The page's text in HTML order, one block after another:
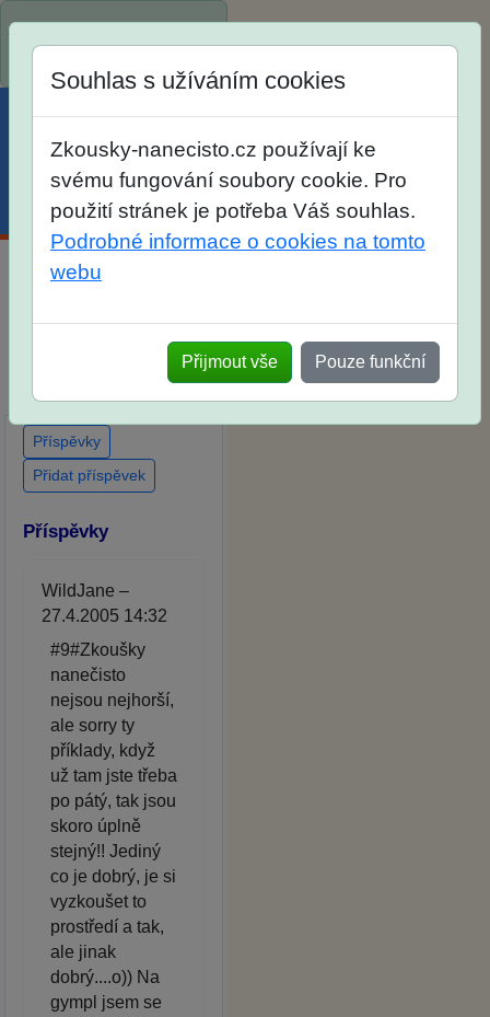
Spustili jsme přihlašování
na školní rok 2026/2027!
Účet Košík
u zkoušek na SŠ? Vaše
ohlasy po skutečných
přijímacích zkouškách
Souhlas s užíváním cookies
Zkousky-nanecisto.cz používají ke
svému fungování soubory cookie. Pro
použití stránek je potřeba Váš souhlas.
Podrobné informace o cookies na tomto
webu
Přijmout vše Pouze funkční
Příspěvky
Přidat příspěvek
Příspěvky
WildJane –
27.4.2005 14:32
#9#Zkoušky
nanečisto
nejsou nejhorší,
ale sorry ty
příklady, když
už tam jste třeba
po pátý, tak jsou
skoro úplně
stejný!! Jediný
co je dobrý, je si
vyzkoušet to
prostředí a tak,
ale jinak
dobrý....o)) Na
gympl jsem se